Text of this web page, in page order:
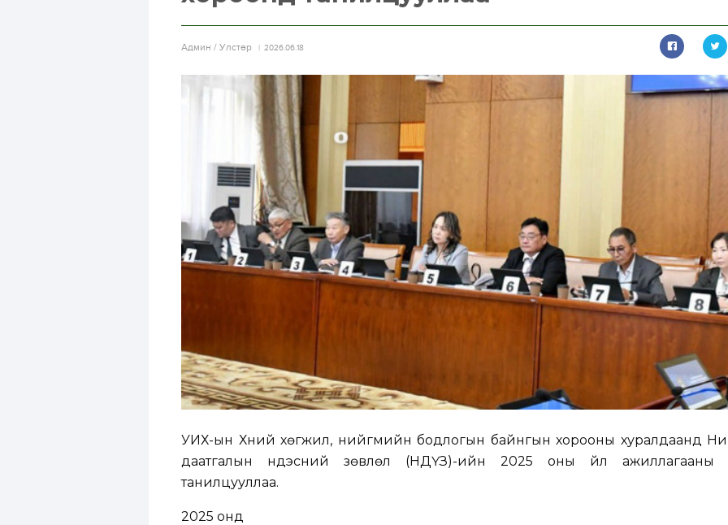
Aдмин / Улстөр 2026.06.18
УИХ-ын Хүний хөгжил, нийгмийн бодлогын байнгын хорооны хуралдаанд
даатгалын үндэсний зөвлөл (НДҮЗ)-ийн 2025 оны үйл ажиллагааны
танилцууллаа.
2025 онд